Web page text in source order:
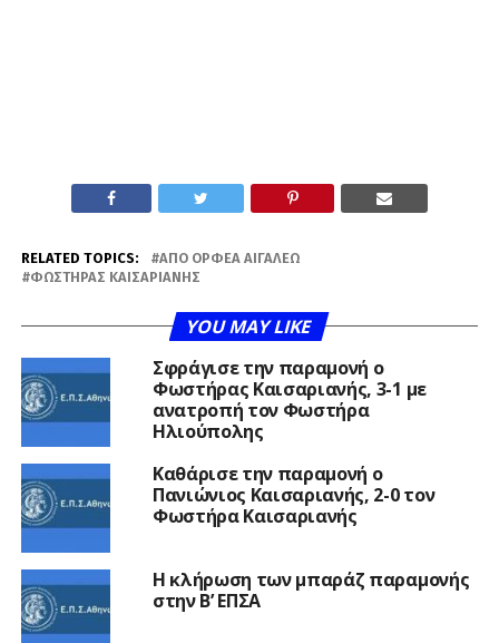
RELATED TOPICS:
ΑΠΟ ΟΡΦΈΑ ΑΙΓΆΛΕΩ
ΦΩΣΤΉΡΑΣ ΚΑΙΣΑΡΙΑΝΉΣ
YOU MAY LIKE
Σφράγισε την παραμονή ο
Φωστήρας Καισαριανής, 3-1 με
ανατροπή τον Φωστήρα
Ηλιούπολης
Καθάρισε την παραμονή ο
Πανιώνιος Καισαριανής, 2-0 τον
Φωστήρα Καισαριανής
Η κλήρωση των μπαράζ παραμονής
στην Β’ ΕΠΣΑ